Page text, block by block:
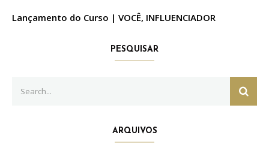
Lançamento do Curso | VOCÊ, INFLUENCIADOR
PESQUISAR
for:
ARQUIVOS